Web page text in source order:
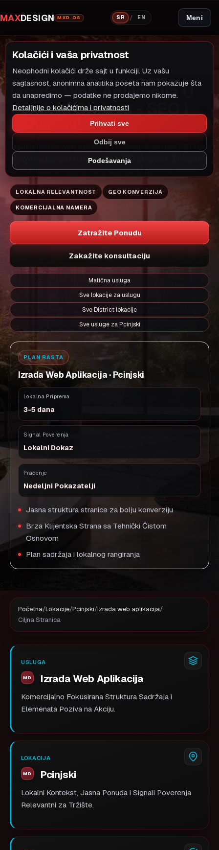
MAXDESIGN MXD OS SR / EN Meni
IZRADA WEB APLIKACIJA
LOKALNI MODEL RASTA
Izrada Web Aplikacija U
Pcinjski Okrugu - SEO I
Konverzije
Tražite izrada web aplikacija u Pcinjski okrugu? Brzi
sajtovi sa jasnom strukturom i SEO osnovom. Dobijate
okvir budžeta, rokove i profesionalnu podršku.
LOKALNA RELEVANTNOST GEO KONVERZIJA
KOMERCIJALNA NAMERA
Zatražite Ponudu
Zakažite konsultaciju
Matična usluga
Sve lokacije za uslugu
Sve District lokacije
Sve usluge za Pcinjski
PLAN RASTA
Izrada Web Aplikacija · Pcinjski
Lokalna Priprema
3-5 dana
Signal Poverenja
Lokalni Dokaz
Praćenje
Nedeljni Pokazatelji
Jasna struktura stranice za bolju konverziju
Brza Klijentska Strana sa Tehnički Čistom
Osnovom
Plan sadržaja i lokalnog rangiranja
Početna/Lokacije/Pcinjski/izrada web aplikacija/
Ciljna Stranica
USLUGA
Izrada Web Aplikacija
Komercijalno Fokusirana Struktura Sadržaja i
Elemenata Poziva na Akciju.
LOKACIJA
Pcinjski
Lokalni Kontekst, Jasna Ponuda i Signali Poverenja
Relevantni za Tržište.
Kolačići i vaša privatnost
Neophodni kolačići drže sajt u funkciji. Uz vašu
saglasnost, anonimna analitika poseta nam pokazuje šta
da unapredimo — podatke ne prodajemo nikome.
Detaljnije o kolačićima i privatnosti
Prihvati sve
Odbij sve
Podešavanja